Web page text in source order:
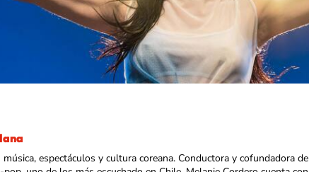
música, espectáculos y cultura coreana. Conductora y cofundadora de